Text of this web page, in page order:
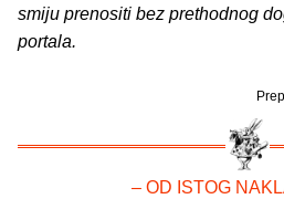
smiju prenositi bez prethodnog
portala.
– OD ISTOG